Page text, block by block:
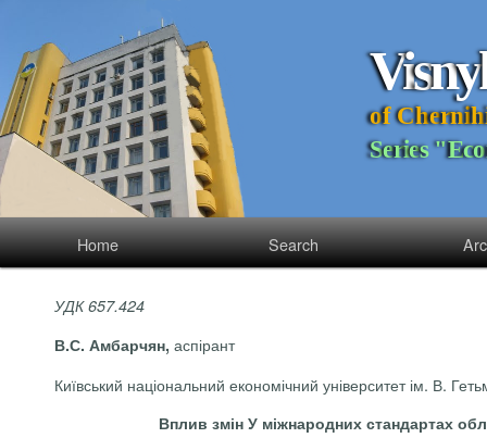
Visny
of Chernih
Series "Eco
Home Search
УДК 657.424
В.С. Амбарчян, аспірант
Київський національний економічний університет ім. В.
Вплив змін У міжнародних стандартах